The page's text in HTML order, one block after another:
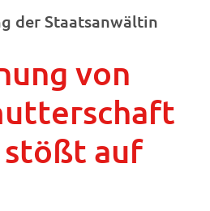
der Staatsanwältin
von
auf